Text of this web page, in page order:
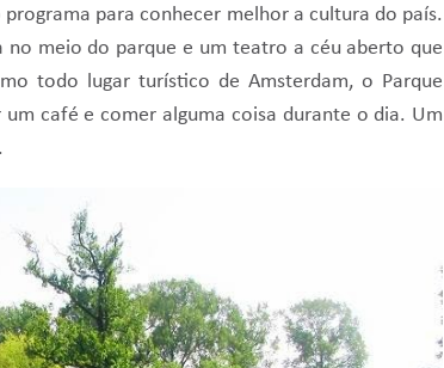
para conhecer melhor a cultura do país.
meio do parque e um teatro a céu aberto que
todo lugar turístico de Amsterdam, o Parque
café e comer alguma coisa durante o dia. Um